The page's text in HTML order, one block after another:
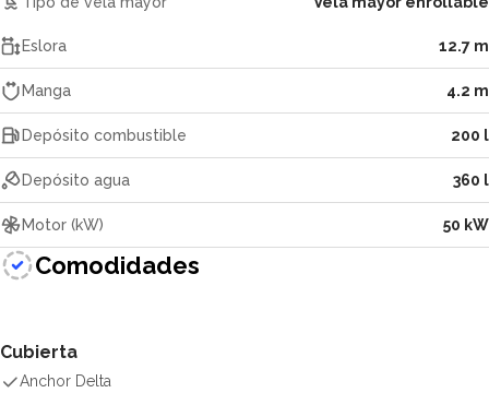
Eslora 12.7 m
Manga 4.2 m
Depósito combustible 200 l
Depósito agua 360 l
Motor (kW) 50 kW
Comodidades
Cubierta
Anchor Delta